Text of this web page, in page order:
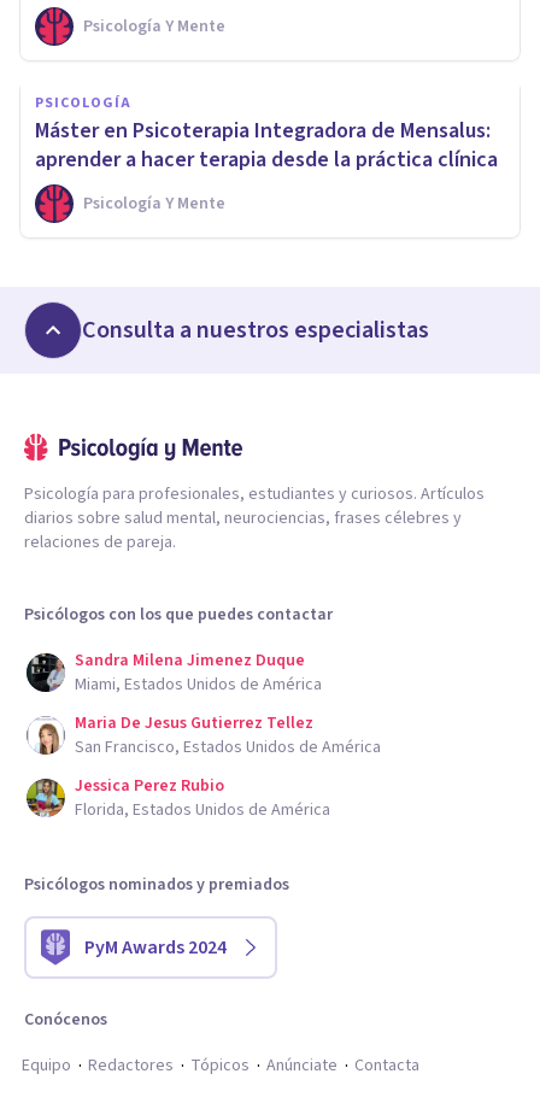
Psicología Y Mente
PSICOLOGÍA
Máster en Psicoterapia Integradora de Mensalus:
aprender a hacer terapia desde la práctica clínica
Psicología Y Mente
Consulta a nuestros especialistas
Psicología para profesionales, estudiantes y curiosos. Artículos
diarios sobre salud mental, neurociencias, frases célebres y
relaciones de pareja.
Psicólogos con los que puedes contactar
Sandra Milena Jimenez Duque
Miami, Estados Unidos de América
Maria De Jesus Gutierrez Tellez
San Francisco, Estados Unidos de América
Jessica Perez Rubio
Florida, Estados Unidos de América
Psicólogos nominados y premiados
PyM Awards 2024
Conócenos
Equipo
Redactores Tópicos Anúnciate Contacta